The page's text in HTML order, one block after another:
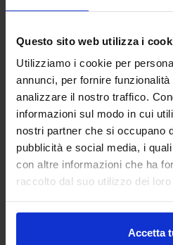
Questo sito web utilizza i
Utilizziamo i cookie per
annunci, per fornire
analizzare il nostro traffico.
informazioni sul modo in cui
nostri partner che si occupano
pubblicità e social media, i
con altre informazioni che ha
raccolto dal suo utilizzo dei
Accetta
Riviera
Quilt In Percalle Lushana
119,90 € Da 84,00€
Colori disponibili
Rosa VerdeTortora